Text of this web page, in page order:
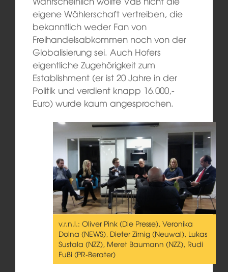
eigene Wählerschaft vertreiben, die
bekanntlich weder Fan von
Freihandelsabkommen noch von der
Globalisierung sei. Auch Hofers
eigentliche Zugehörigkeit zum
Establishment (er ist 20 Jahre in der
Politik und verdient knapp 16.000,-
Euro) wurde kaum angesprochen.
v.r.n.l.: Oliver Pink (Die Presse), Veronika
Dolna (NEWS), Dieter Zirnig (Neuwal), Lukas
Sustala (NZZ), Meret Baumann (NZZ), Rudi
Fußi (PR-Berater)